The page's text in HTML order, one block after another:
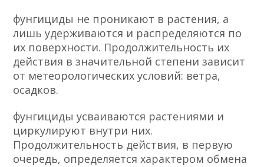
фунгициды не проникают в растения, а
лишь удерживаются и распределяются по
их поверхности. Продолжительность их
действия в значительной степени зависит
от метеорологических условий: ветра,
осадков.
фунгициды усваиваются растениями и
циркулируют внутри них.
Продолжительность действия, в первую
очередь, определяется характером обмена